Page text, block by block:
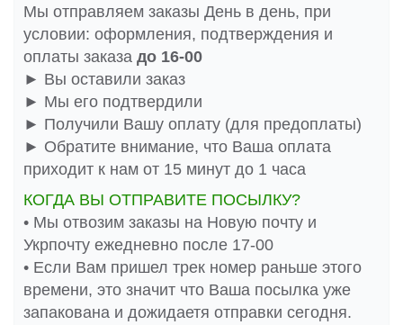
Мы отправляем заказы День в день, при
условии: оформления, подтверждения и
оплаты заказа до 16-00
► Вы оставили заказ
► Мы его подтвердили
► Получили Вашу оплату (для предоплаты)
► Обратите внимание, что Ваша оплата
приходит к нам от 15 минут до 1 часа
КОГДА ВЫ ОТПРАВИТЕ ПОСЫЛКУ?
• Мы отвозим заказы на Новую почту и
Укрпочту ежедневно после 17-00
• Если Вам пришел трек номер раньше этого
времени, это значит что Ваша посылка уже
запакована и дожидаетя отправки сегодня.